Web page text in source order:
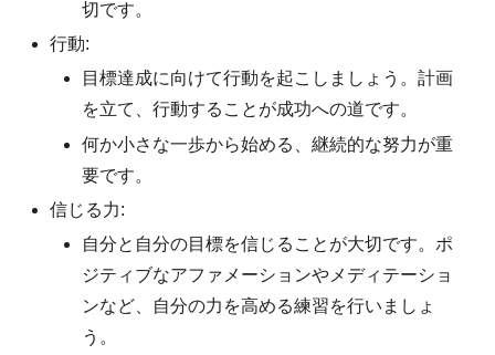
切です。
行動:
目標達成に向けて行動を起こしましょう。計画
を立て、行動することが成功への道です。
何か小さな一歩から始める、継続的な努力が重
要です。
信じる力:
自分と自分の目標を信じることが大切です。ポ
ジティブなアファメーションやメディテーショ
ンなど、自分の力を高める練習を行いましょ
う。